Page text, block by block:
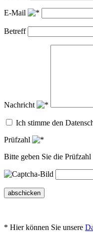
E-Mail
Betreff
Nachricht
Ich stimme den
Prüfzahl
Bitte geben Sie die Prüfzahl
abschicken
* Hier können Sie unsere